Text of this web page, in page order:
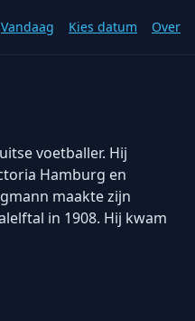
Vandaag Kies datum Over
voetballer. Hij
Hamburg en
maakte zijn
in 1908. Hij kwam